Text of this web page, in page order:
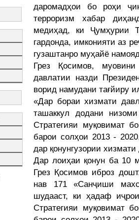
даромадҳои бо роҳи
терроризм хабар
медиҳад, ки Ҷумҳурии
гардонда, имконияти аз
гузаштанро муҳайё
Грез Қосимов,
давлатии назди
ворид намудани тағйиру
«Дар бораи хизмати
ташаккул додани
Стратегияи муқовимат
барои солҳои 2013 -
дар қонунгузории
Дар лоиҳаи қонун ба 10
Грез Қосимов иброз
нав 171 «Санҷиши
шудааст, ки ҳадаф
Стратегияи муқовимат